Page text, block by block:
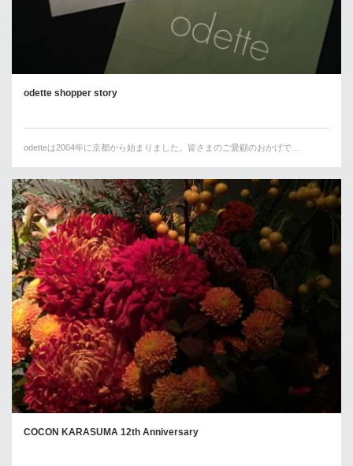
odette shopper story
odetteは2004年に京都から始まりました。皆さまのご愛顧のおかげで…
COCON KARASUMA 12th Anniversary